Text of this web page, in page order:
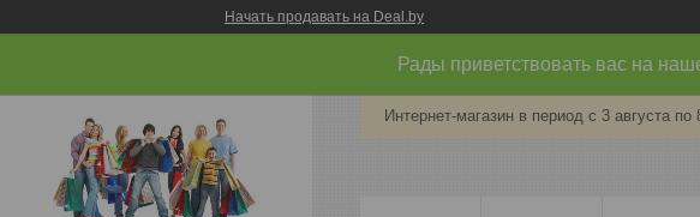
Начать продавать на Deal.by
Рады приветствовать вас на
Интернет-магазин в период с 3 августа